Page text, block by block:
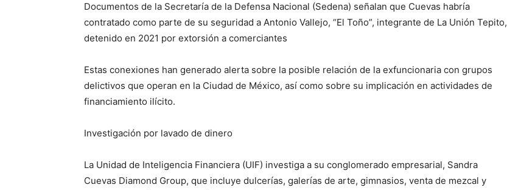
Documentos de la Secretaría de la Defensa Nacional (Sedena) señalan que Cuevas habría
contratado como parte de su seguridad a Antonio Vallejo, “El Toño”, integrante de La Unión Tepito,
detenido en 2021 por extorsión a comerciantes
Estas conexiones han generado alerta sobre la posible relación de la exfuncionaria con grupos
delictivos que operan en la Ciudad de México, así como sobre su implicación en actividades de
financiamiento ilícito.
Investigación por lavado de dinero
La Unidad de Inteligencia Financiera (UIF) investiga a su conglomerado empresarial, Sandra
Cuevas Diamond Group, que incluye dulcerías, galerías de arte, gimnasios, venta de mezcal y